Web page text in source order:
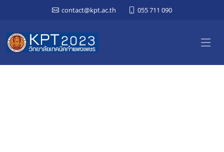
contact@kpt.ac.th 055 711 090